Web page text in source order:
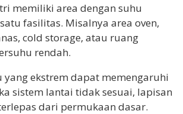
memiliki area dengan suhu
fasilitas. Misalnya area oven,
cold storage, atau ruang
rendah.
yang ekstrem dapat memengaruhi
sistem lantai tidak sesuai, lapisan
dari permukaan dasar.